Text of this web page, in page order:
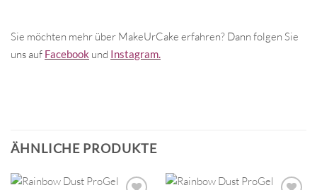
Sie möchten mehr über MakeUrCake erfahren? Dann folgen Sie
uns auf Facebook und Instagram.
ÄHNLICHE PRODUKTE